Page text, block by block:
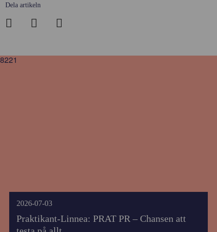
Dela artikeln
8221
2026-07-03
Praktikant-Linnea: PRAT PR – Chansen att